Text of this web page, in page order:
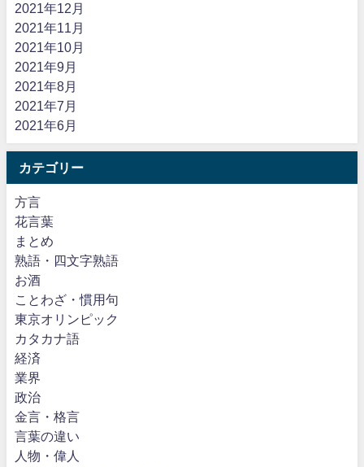
2021年12月
2021年11月
2021年10月
2021年9月
2021年8月
2021年7月
2021年6月
カテゴリー
方言
花言葉
まとめ
熟語・四文字熟語
お酒
ことわざ・慣用句
東京オリンピック
カタカナ語
経済
業界
政治
金言・格言
言葉の違い
人物・偉人